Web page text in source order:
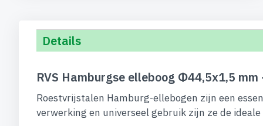
de
afbeeldingen-
Details
RVS Hamburgse elleboog Φ44,5x1,5
Roestvrijstalen Hamburg-ellebogen zijn een
verwerking en universeel gebruik zijn ze de